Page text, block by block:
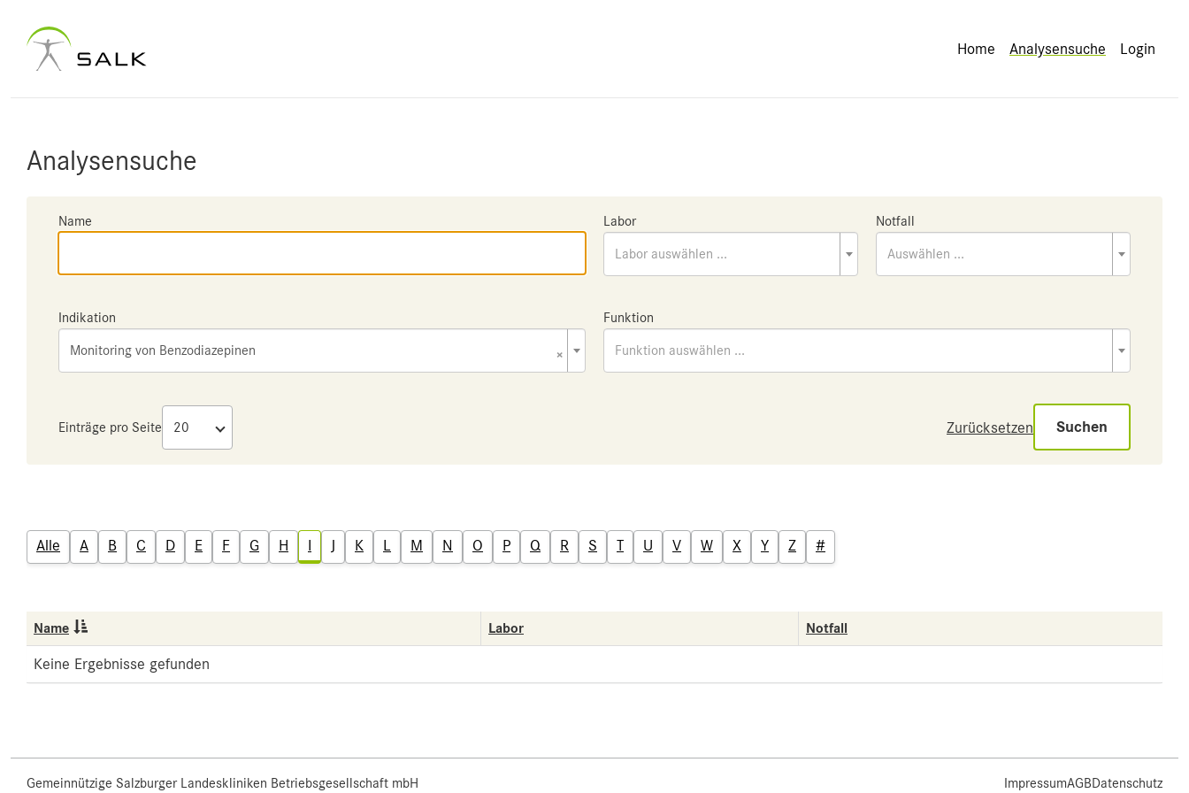
Home Analysensuche Login
Analysensuche
Name Labor
Labor auswählen ...
Notfall
Auswählen ...
Indikation
×
Monitoring von Benzodiazepinen
Funktion
Funktion auswählen ...
Einträge pro Seite Zurücksetzen Suchen
Alle A B C D E F G H I J K L M N O P Q R S T U V W X Y Z #
Name Labor Notfall
Keine Ergebnisse gefunden
Gemeinnützige Salzburger Landeskliniken Betriebsgesellschaft mbH ImpressumAGBDatenschutz